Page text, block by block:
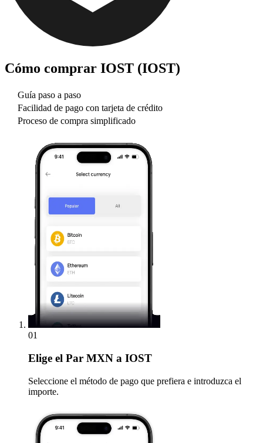
Cómo comprar IOST (IOST)
Guía paso a paso
Facilidad de pago con tarjeta de crédito
Proceso de compra simplificado
01
Elige el Par MXN a IOST
Seleccione el método de pago que prefiera e introduzca el
importe.